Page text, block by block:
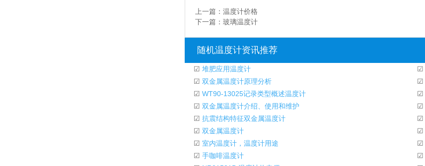
上一篇： 温度计价格
下一篇： 玻璃温度计
随机温度计资讯推荐
☑ 堆肥应用温度计 ☑
☑ 双金属温度计原理分析 ☑
☑ WT90-13025记录类型概述温度计 ☑
☑ 双金属温度计介绍、使用和维护 ☑
☑ 抗震结构特征双金属温度计 ☑
☑ 双金属温度计 ☑
☑ 室内温度计，温度计用途 ☑
☑ 手咖啡温度计 ☑